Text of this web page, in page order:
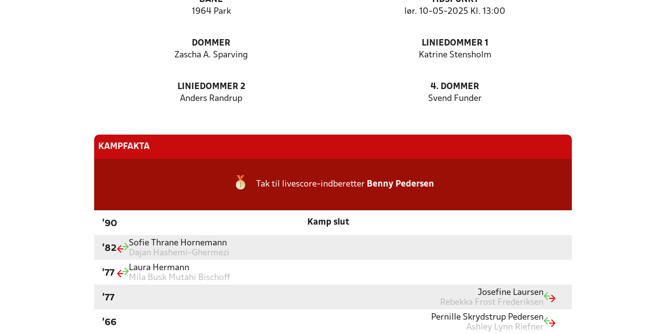
1964 Park
lør. 10-05-2025 Kl. 13:00
DOMMER
Zascha A. Sparving
LINIEDOMMER 1
Katrine Stensholm
LINIEDOMMER 2
Anders Randrup
4. DOMMER
Svend Funder
KAMPFAKTA
Tak til livescore-indberetter Benny Pedersen
'90 Kamp slut
'82
Sofie Thrane Hornemann
Dajan Hashemi-Ghermezi
'77
Laura Hermann
Mila Busk Mutahi Bischoff
'77
Josefine Laursen
Rebekka Frost Frederiksen
'66
Pernille Skrydstrup Pedersen
Ashley Lynn Riefner